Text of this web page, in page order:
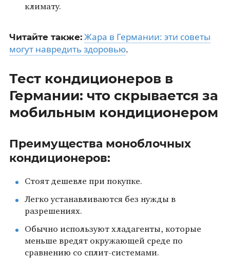
климату.
Читайте также: Жара в Германии: эти советы
могут навредить здоровью.
Тест кондиционеров в
Германии: что скрывается за
мобильным кондиционером
Преимущества моноблочных
кондиционеров:
Стоят дешевле при покупке.
Легко устанавливаются без нужды в
разрешениях.
Обычно используют хладагенты, которые
меньше вредят окружающей среде по
сравнению со сплит-системами.